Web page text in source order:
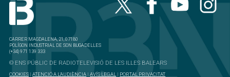
CARRER MAGDALENA, 21, 07180
POLÍGON INDUSTRIAL DE SON BUGADELLES
(+34) 971 139 333
© ENS PÚBLIC DE RADIOTELEVISIÓ DE LES ILLES BALEARS
COOKIES |ATENCIÓ A L'AUDIÈNCIA |AVÍS LEGAL | PORTAL PRIVACITAT